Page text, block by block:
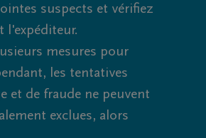
suspects et vérifiez
l'expéditeur.
mesures pour
les tentatives
et de fraude ne peuvent
exclues, alors